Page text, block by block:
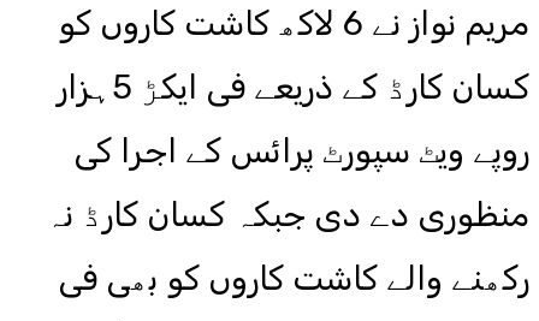
مریم نواز نے 6 لاکھ کاشت کاروں کو
کسان کارڈ کے ذریعے فی ایکڑ 5ہزار
روپے ویٹ سپورٹ پرائس کے اجرا کی
منظوری دے دی جبکہ کسان کارڈ نہ
رکھنے والے کاشت کاروں کو بھی فی